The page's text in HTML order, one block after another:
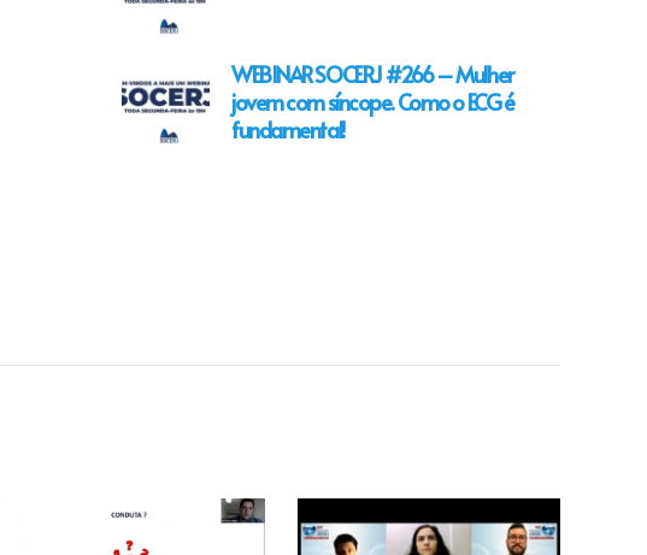
WEBINAR SOCERJ #266 – Mulher
jovem com síncope. Como o ECG é
fundamental!